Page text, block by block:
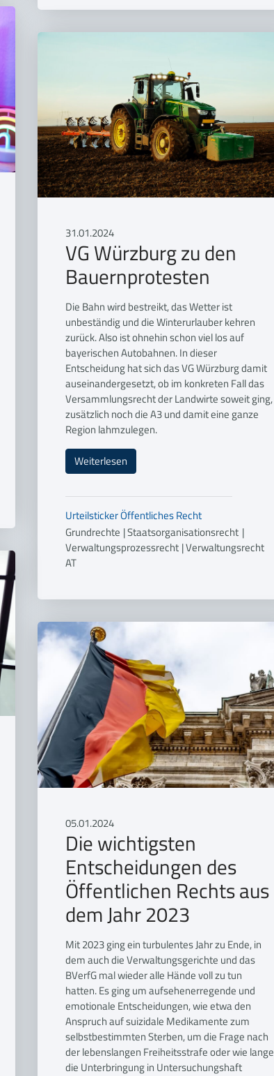
31.01.2024
VG Würzburg zu den
Bauernprotesten
Die Bahn wird bestreikt, das Wetter ist
unbeständig und die Winterurlauber kehren
zurück. Also ist ohnehin schon viel los auf
bayerischen Autobahnen. In dieser
Entscheidung hat sich das VG Würzburg damit
auseinandergesetzt, ob im konkreten Fall das
Versammlungsrecht der Landwirte soweit ging,
zusätzlich noch die A3 und damit eine ganze
Region lahmzulegen.
Weiterlesen
UrteilstickerÖffentliches Recht
Grundrechte |Staatsorganisationsrecht |
Verwaltungsprozessrecht |Verwaltungsrecht
AT
05.01.2024
Die wichtigsten
Entscheidungen des
Öffentlichen Rechts aus
dem Jahr 2023
Mit 2023 ging ein turbulentes Jahr zu Ende, in
dem auch die Verwaltungsgerichte und das
BVerfG mal wieder alle Hände voll zu tun
hatten. Es ging um aufsehenerregende und
emotionale Entscheidungen, wie etwa den
Anspruch auf suizidale Medikamente zum
selbstbestimmten Sterben, um die Frage nach
der lebenslangen Freiheitsstrafe oder wie lange
die Unterbringung in Untersuchungshaft